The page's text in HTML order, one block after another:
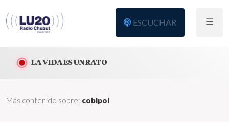
ESCUCHAR
LA VIDA ES UN RATO
Más contenido sobre: cobipol